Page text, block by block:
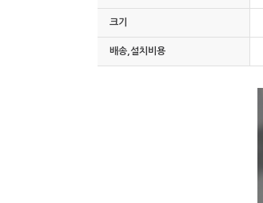
크기
배송,설치비용